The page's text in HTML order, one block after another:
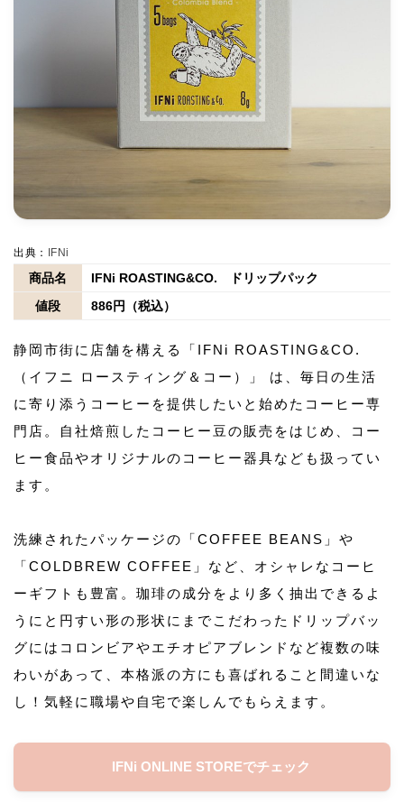
出典： IFNi
商品名
IFNi ROASTING&CO. ドリップパック
値段
886円（税込）
静岡市街に店舗を構える「IFNi ROASTING&CO.
（イフニ ロースティング＆コー）」 は、毎日の生活
に寄り添うコーヒーを提供したいと始めたコーヒー専
門店。自社焙煎したコーヒー豆の販売をはじめ、コー
ヒー食品やオリジナルのコーヒー器具なども扱ってい
ます。
洗練されたパッケージの「COFFEE BEANS」や
「COLDBREW COFFEE」など、オシャレなコーヒ
ーギフトも豊富。珈琲の成分をより多く抽出できるよ
うにと円すい形の形状にまでこだわったドリップバッ
グにはコロンビアやエチオピアブレンドなど複数の味
わいがあって、本格派の方にも喜ばれること間違いな
し！気軽に職場や自宅で楽しんでもらえます。
IFNi ONLINE STOREでチェック